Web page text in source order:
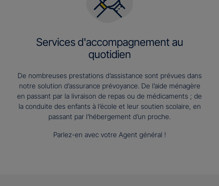
Services d'accompagnement au
quotidien
De nombreuses prestations d’assistance sont prévues dans
notre solution d’assurance prévoyance. De l’aide ménagère
en passant par la livraison de repas ou de médicaments ; de
la conduite des enfants à l’école et leur soutien scolaire, en
passant par l’hébergement d’un proche.
Parlez-en avec votre Agent général !